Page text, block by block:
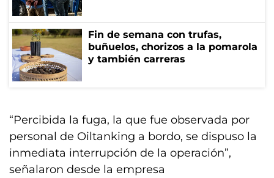
Fin de semana con trufas,
buñuelos, chorizos a la pomarola
y también carreras
“Percibida la fuga, la que fue observada por
personal de Oiltanking a bordo, se dispuso la
inmediata interrupción de la operación”,
señalaron desde la empresa